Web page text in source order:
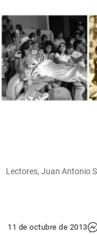
Lectores, Juan Antonio
11 de octubre de 2013